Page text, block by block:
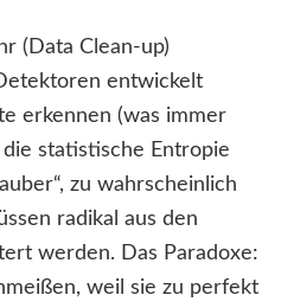
(Data Clean-up)
entwickelt
erkennen (was immer
statistische Entropie
zu wahrscheinlich
radikal aus den
werden. Das Paradoxe:
weil sie zu perfekt